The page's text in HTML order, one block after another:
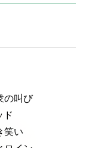
の叫び
ド
笑い